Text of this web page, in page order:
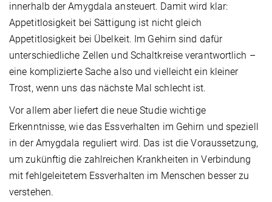
innerhalb der Amygdala ansteuert. Damit wird klar:
Appetitlosigkeit bei Sättigung ist nicht gleich
Appetitlosigkeit bei Übelkeit. Im Gehirn sind dafür
unterschiedliche Zellen und Schaltkreise verantwortlich –
eine komplizierte Sache also und vielleicht ein kleiner
Trost, wenn uns das nächste Mal schlecht ist.
Vor allem aber liefert die neue Studie wichtige
Erkenntnisse, wie das Essverhalten im Gehirn und speziell
in der Amygdala reguliert wird. Das ist die Voraussetzung,
um zukünftig die zahlreichen Krankheiten in Verbindung
mit fehlgeleitetem Essverhalten im Menschen besser zu
verstehen.